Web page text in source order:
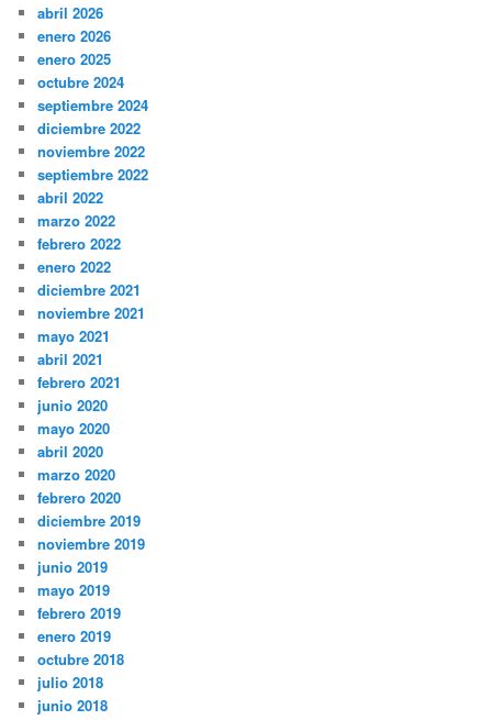
abril 2026
enero 2026
enero 2025
octubre 2024
septiembre 2024
diciembre 2022
noviembre 2022
septiembre 2022
abril 2022
marzo 2022
febrero 2022
enero 2022
diciembre 2021
noviembre 2021
mayo 2021
abril 2021
febrero 2021
junio 2020
mayo 2020
abril 2020
marzo 2020
febrero 2020
diciembre 2019
noviembre 2019
junio 2019
mayo 2019
febrero 2019
enero 2019
octubre 2018
julio 2018
junio 2018